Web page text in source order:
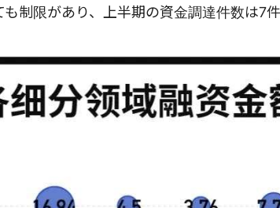
制限があり、上半期の資金調達件数は7件